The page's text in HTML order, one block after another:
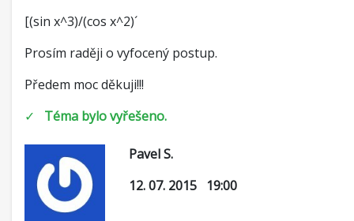
[(sin x^3)/(cos x^2)´
Prosím raději o vyfocený postup.
Předem moc děkuji!!!
✓ Téma bylo vyřešeno.
Pavel S.
12. 07. 2015 19:00